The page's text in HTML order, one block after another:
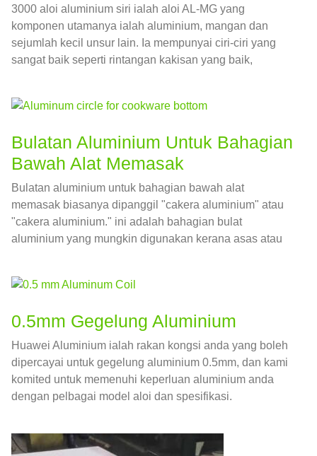
3000 aloi aluminium siri ialah aloi AL-MG yang
komponen utamanya ialah aluminium, mangan dan
sejumlah kecil unsur lain. Ia mempunyai ciri-ciri yang
sangat baik seperti rintangan kakisan yang baik,
Bulatan Aluminium Untuk Bahagian
Bawah Alat Memasak
Bulatan aluminium untuk bahagian bawah alat
memasak biasanya dipanggil "cakera aluminium" atau
"cakera aluminium." ini adalah bahagian bulat
aluminium yang mungkin digunakan kerana asas atau
0.5mm Gegelung Aluminium
Huawei Aluminium ialah rakan kongsi anda yang boleh
dipercayai untuk gegelung aluminium 0.5mm, dan kami
komited untuk memenuhi keperluan aluminium anda
dengan pelbagai model aloi dan spesifikasi.